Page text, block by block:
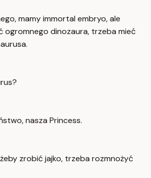
mamy immortal embryo, ale
ogromnego dinozaura, trzeba mieć
nasza Princess.
zrobić jajko, trzeba rozmnożyć